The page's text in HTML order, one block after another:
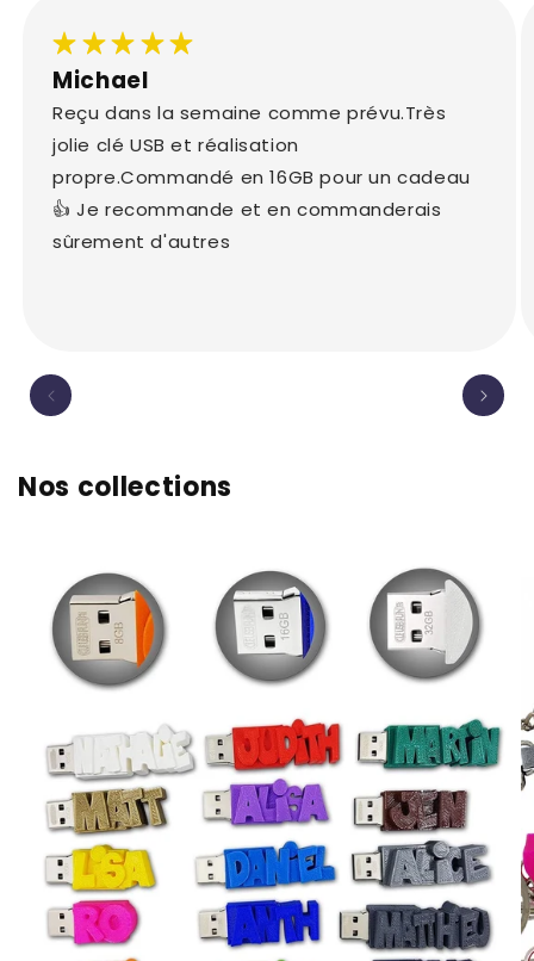
Michael
Reçu dans la semaine comme prévu.Très
jolie clé USB et réalisation
propre.Commandé en 16GB pour un cadeau
👍 Je recommande et en commanderais
sûrement d'autres
Nos collections